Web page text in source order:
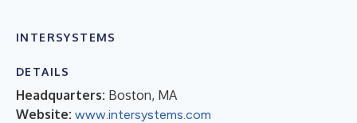
INTERSYSTEMS
DETAILS
Headquarters: Boston, MA
Website: www.intersystems.com